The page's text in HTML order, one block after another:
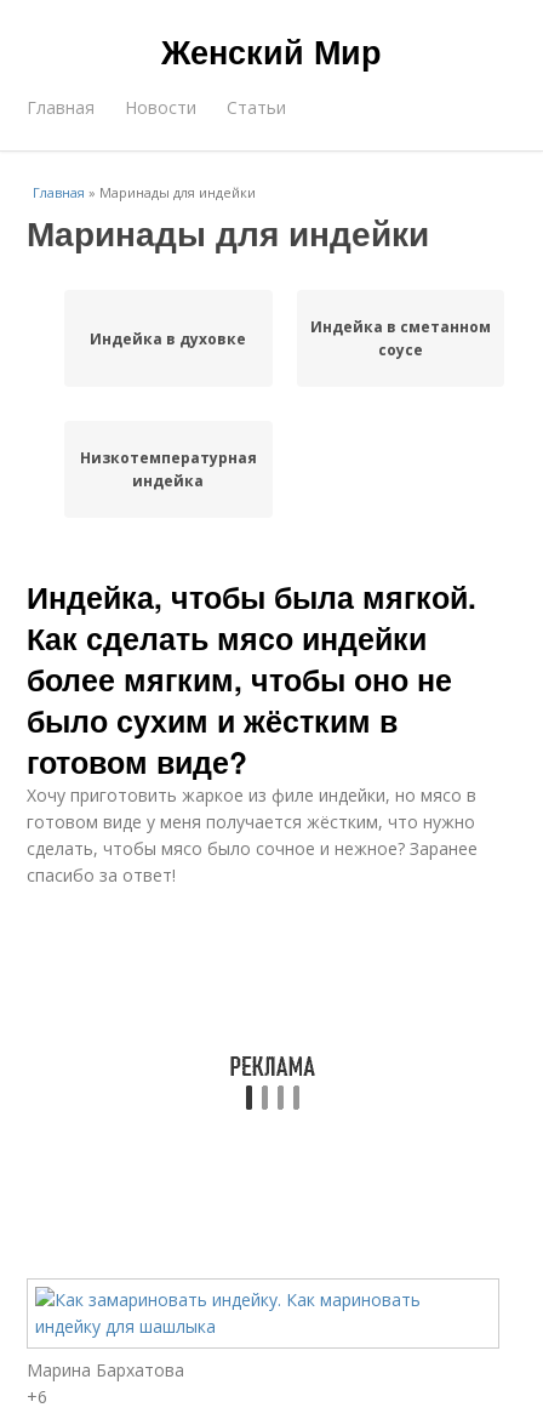
Женский Мир
Главная Новости Статьи
Главная » Маринады для индейки
Маринады для индейки
Индейка в духовке
Индейка в сметанном
соусе
Низкотемпературная
индейка
Индейка, чтобы была мягкой.
Как сделать мясо индейки
более мягким, чтобы оно не
было сухим и жёстким в
готовом виде?
Хочу приготовить жаркое из филе индейки, но мясо в
готовом виде у меня получается жёстким, что нужно
сделать, чтобы мясо было сочное и нежное? Заранее
спасибо за ответ!
Марина Бархатова
+6